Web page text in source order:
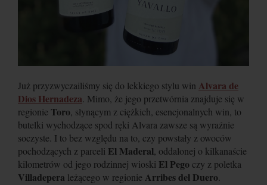
Już przyzwyczailiśmy się do lekkiego stylu win Alvara de
Dios Hernadeza. Mimo, że jego przetwórnia znajduje się w
regionie Toro, słynącym z ciężkich, esencjonalnych win, to
butelki wychodzące spod ręki Alvara zawsze są wyraźnie
soczyste. I to bez względu na to, czy powstały z owoców
pochodzących z parceli El Maderal, oddalonej o kilkanaście
kilometrów od jego rodzinnej wioski El Pegoczy z poletka
Villadepera leżącego w regionie Arribes del Duero.